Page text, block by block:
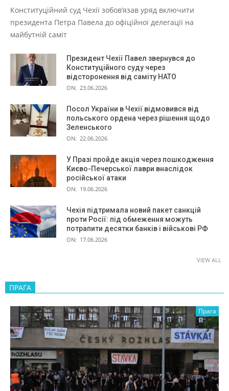
Конституційний суд Чехії зобов’язав уряд включити
президента Петра Павела до офіційної делегації на
майбутній саміт
Президент Чехії Павел звернувся до
Конституційного суду через
відсторонення від саміту НАТО
ON: 23.06.2026
Посол України в Чехії відмовився від
польського ордена через рішення щодо
Зеленського
ON: 22.06.2026
У Празі пройде акція через пошкодження
Києво-Печерської лаври внаслідок
російської атаки
ON: 19.06.2026
Чехія підтримала новий пакет санкцій
проти Росії: під обмеження можуть
потрапити десятки банків і військові РФ
ON: 17.06.2026
VIEW ALL
ПРАГА
Прага